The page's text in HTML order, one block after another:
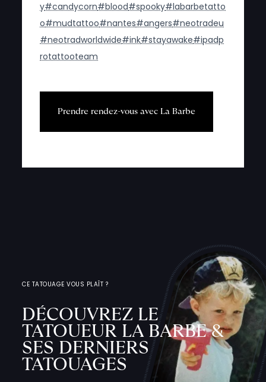
y#candycorn#blood#spooky#labarbetatto
o#mudtattoo#nantes#angers#neotradeu
#neotradworldwide#ink#stayawake#ipadp
rotattooteam
Prendre rendez-vous avec La Barbe
CE TATOUAGE VOUS PLAÎT ?
DÉCOUVREZ LE
TATOUEUR LA BARBE &
SES DERNIERS
TATOUAGES